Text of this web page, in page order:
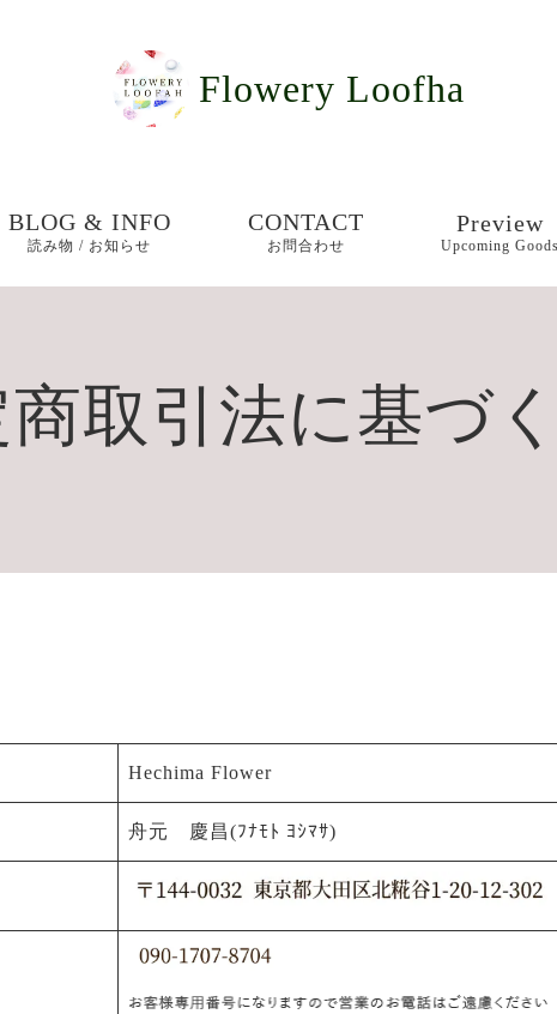
Flowery Loofha
BLOG & INFO
読み物 / お知らせ
ブログ
CONTACT
お問合わせ
Preview
Upcoming
ー
取引法に基づ
Hechima Flower
舟元 慶昌(ﾌﾅﾓﾄ ﾖｼﾏｻ)